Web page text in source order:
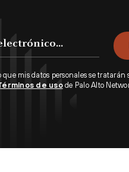
mis datos personales se tratarán
de usode Palo Alto